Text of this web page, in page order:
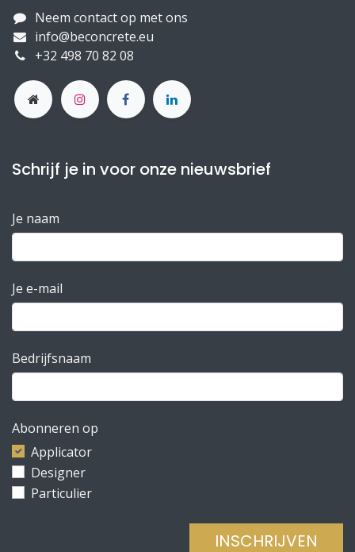
Neem contact op met ons
info@beconcrete.eu
+32 498 70 82 08
Schrijf je in voor onze nieuwsbrief
Je naam
Je e-mail
Bedrijfsnaam
Abonneren op
Applicator
Designer
Particulier
INSCHRIJVEN